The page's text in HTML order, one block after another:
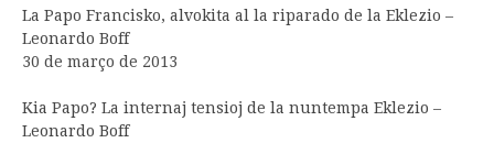
La Papo Francisko, alvokita al la riparado de la Eklezio –
Leonardo Boff
30 de março de 2013
Kia Papo? La internaj tensioj de la nuntempa Eklezio –
Leonardo Boff